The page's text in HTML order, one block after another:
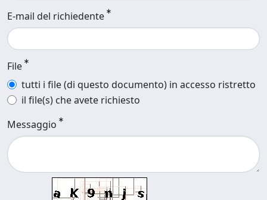
E-mail del richiedente
File
tutti i file (di questo documento) in accesso ristretto
il file(s) che avete richiesto
Messaggio